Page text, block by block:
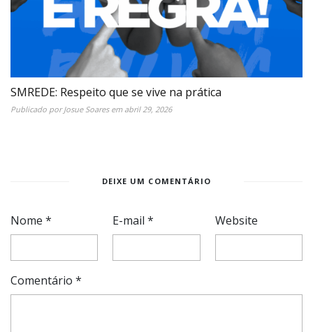
SMREDE: Respeito que se vive na prática
Publicado porJosue Soaresem abril 29, 2026
DEIXE UM COMENTÁRIO
Nome * E-mail* Website
Comentário *